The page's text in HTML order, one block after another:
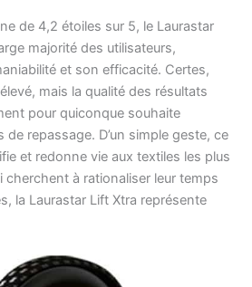
de 4,2 étoiles sur 5, le Laurastar
majorité des utilisateurs,
et son efficacité. Certes,
mais la qualité des résultats
pour quiconque souhaite
repassage. D’un simple geste, ce
et redonne vie aux textiles les plus
cherchent à rationaliser leur temps
la Laurastar Lift Xtra représente